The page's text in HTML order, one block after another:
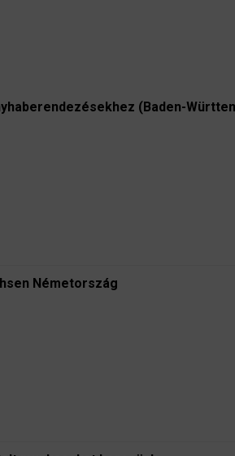
(Baden-
Németország